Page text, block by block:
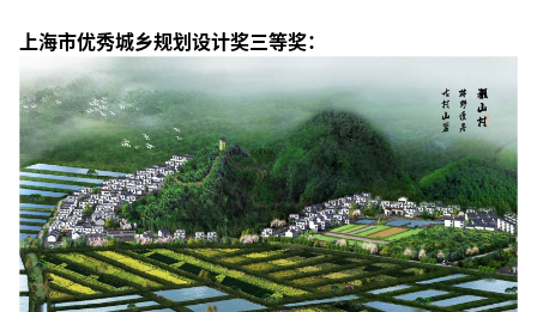
上海市优秀城乡规划设计奖三等奖：